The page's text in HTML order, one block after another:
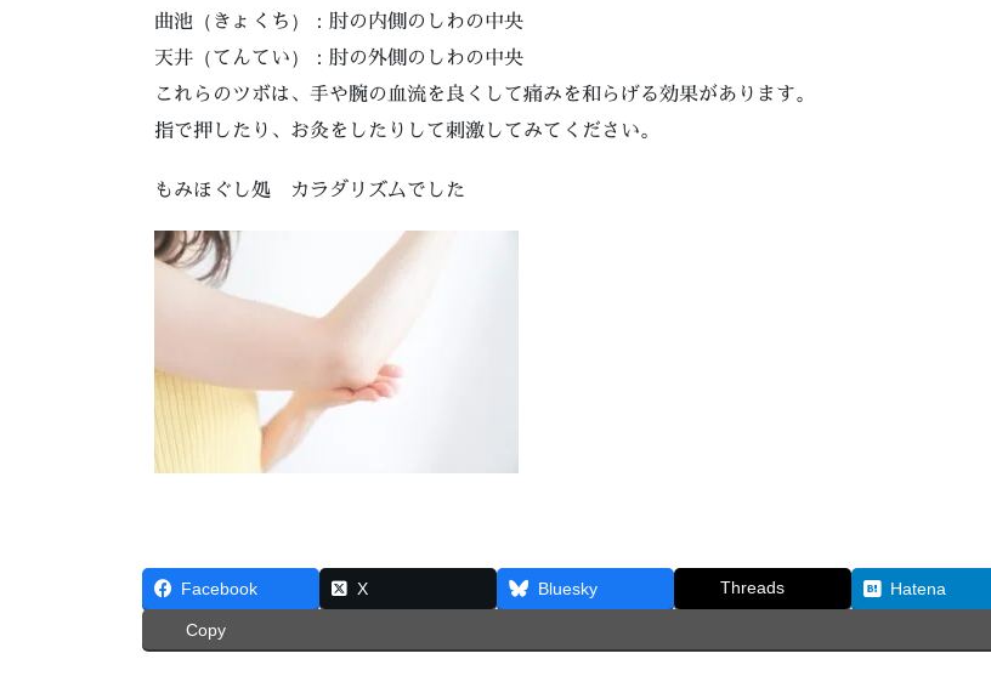
曲池（きょくち）：肘の内側のしわの中央
天井（てんてい）：肘の外側のしわの中央
これらのツボは、手や腕の血流を良くして痛みを和らげる効果があります。
指で押したり、お灸をしたりして刺激してみてください。
もみほぐし処 カラダリズムでした
Facebook X Bluesky Threads Hatena
Copy